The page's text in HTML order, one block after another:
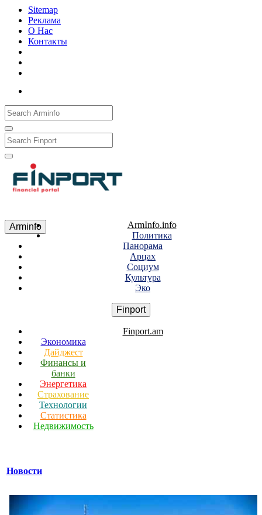
Sitemap
Реклама
О Нас
Контакты
Arminfo
ArmInfo.info
Политика
Панорама
Арцах
Социум
Культура
Эко
Finport
Finport.am
Экономика
Дайджест
Финансы и
банки
Энергетика
Страхование
Технологии
Статистика
Недвижимость
Новости